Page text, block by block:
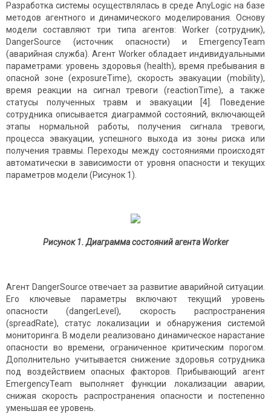
Разработка системы осуществлялась в среде AnyLogic на базе
методов агентного и динамического моделирования. Основу
модели составляют три типа агентов: Worker (сотрудник),
DangerSource (источник опасности) и EmergencyTeam
(аварийная служба). Агент Worker обладает индивидуальными
параметрами: уровень здоровья (health), время пребывания в
опасной зоне (exposureTime), скорость эвакуации (mobility),
время реакции на сигнал тревоги (reactionTime), а также
статусы полученных травм и эвакуации [4]. Поведение
сотрудника описывается диаграммой состояний, включающей
этапы нормальной работы, получения сигнала тревоги,
процесса эвакуации, успешного выхода из зоны риска или
получения травмы. Переходы между состояниями происходят
автоматически в зависимости от уровня опасности и текущих
параметров модели (Рисунок 1).
Рисунок 1. Диаграмма состояний агента Worker
Агент DangerSource отвечает за развитие аварийной ситуации.
Его ключевые параметры включают текущий уровень
опасности (dangerLevel), скорость распространения
(spreadRate), статус локализации и обнаружения системой
мониторинга. В модели реализовано динамическое нарастание
опасности во времени, ограниченное критическим порогом.
Дополнительно учитывается снижение здоровья сотрудника
под воздействием опасных факторов. Прибывающий агент
EmergencyTeam выполняет функции локализации аварии,
снижая скорость распространения опасности и постепенно
уменьшая ее уровень.